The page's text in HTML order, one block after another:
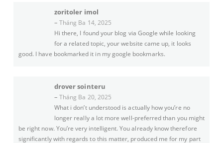
zoritoler imol
– Tháng Ba 14, 2025
Hi there, I found your blog via Google while looking
for a related topic, your website came up, it looks
good. I have bookmarked it in my google bookmarks.
drover sointeru
– Tháng Ba 20, 2025
What i don’t understood is actually how you’re no
longer really a lot more well-preferred than you might
be right now. You’re very intelligent. You already know therefore
significantly with regards to this matter, produced me for my part